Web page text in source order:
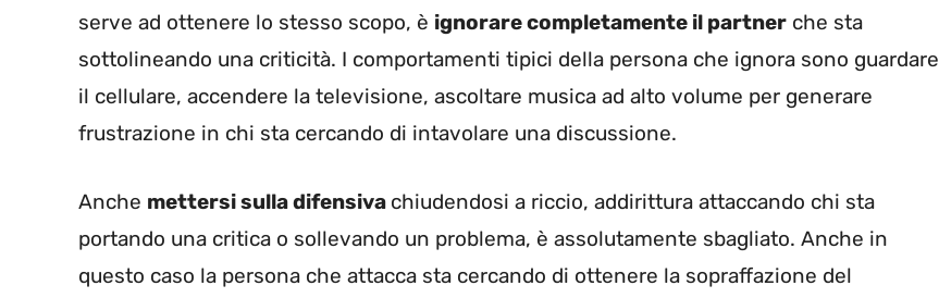
serve ad ottenere lo stesso scopo, è ignorare completamente il partner che sta
sottolineando una criticità. I comportamenti tipici della persona che ignora sono guardare
il cellulare, accendere la televisione, ascoltare musica ad alto volume per generare
frustrazione in chi sta cercando di intavolare una discussione.
Anche mettersi sulla difensiva chiudendosi a riccio, addirittura attaccando chi sta
portando una critica o sollevando un problema, è assolutamente sbagliato. Anche in
questo caso la persona che attacca sta cercando di ottenere la sopraffazione del